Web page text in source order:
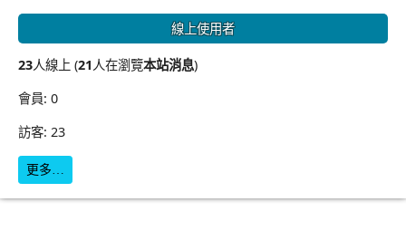
線上使用者
23人線上 (21人在瀏覽本站消息)
會員: 0
訪客: 23
更多…